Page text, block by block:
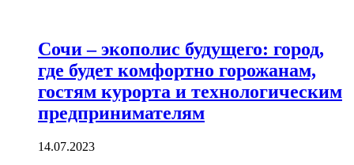
Сочи – экополис будущего: город,
где будет комфортно горожанам,
гостям курорта и технологическим
предпринимателям
14.07.2023